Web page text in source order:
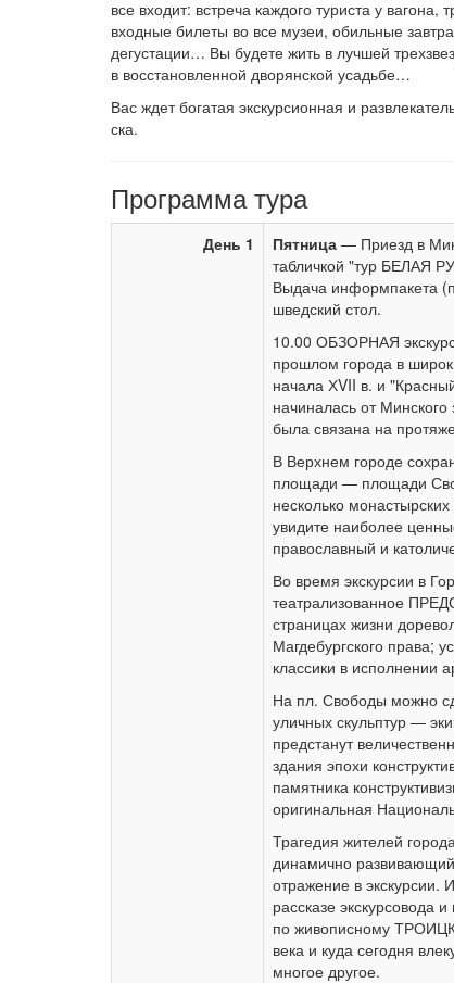
все входит: встреча каждого туриста у
входные билеты во все музеи, обильные
дегустации… Вы будете жить в лучшей
в восстановленной дворянской усадьбе…
Вас ждет бо­га­тая экс­кур­си­он­ная и
ска.
Программа тура
День 1 Пятница — Приезд в
табличкой "тур БЕЛАЯ
Выдача информпакета
шведский стол.
10.00 ОБЗОРНАЯ
прошлом города в
начала ХVII в. и
начиналась от
была связана на
В Верхнем городе
площади — площади
несколько
увидите наиболее
православный и
Во время экскурсии в
театрализованное
страницах жизни
Магдебургского права;
классики в исполнении
На пл. Свободы можно
уличных скульптур —
предстанут
здания эпохи
памятника
оригинальная
Трагедия жителей
динамично
отражение в экскурсии.
рассказе экскурсовода
по живописному
века и куда сегодня
многое другое.